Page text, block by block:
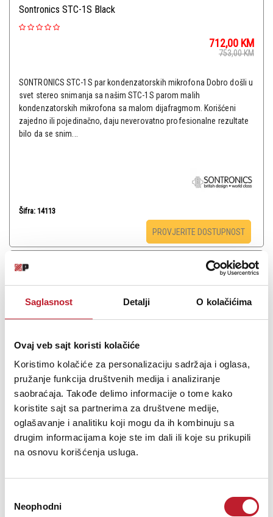
Saglasnost Detalji O kolačićima
Ovaj veb sajt koristi kolačiće
Koristimo kolačiće za personalizaciju sadržaja i oglasa,
pružanje funkcija društvenih medija i analiziranje
saobraćaja. Takođe delimo informacije o tome kako
koristite sajt sa partnerima za društvene medije,
oglašavanje i analitiku koji mogu da ih kombinuju sa
drugim informacijama koje ste im dali ili koje su prikupili
na osnovu korišćenja usluga.
сагласности
Neophodni
Sontronics STC-1S Black
712,00 KM
753,00KM
SONTRONICS STC-1S par kondenzatorskih mikrofona Dobro došli u
svet stereo snimanja sa našim STC-1S parom malih
kondenzatorskih mikrofona sa malom dijafragmom. Korišćeni
zajedno ili pojedinačno, daju neverovatno profesionalne rezultate
bilo da se snim...
Šifra: 14113
PROVJERITE DOSTUPNOST
Sontronics STC-1S Silver - Studijski mikrofon
712,00KM
kondenzatorskih mikrofona sa malom dijafragmom. Korišćeni